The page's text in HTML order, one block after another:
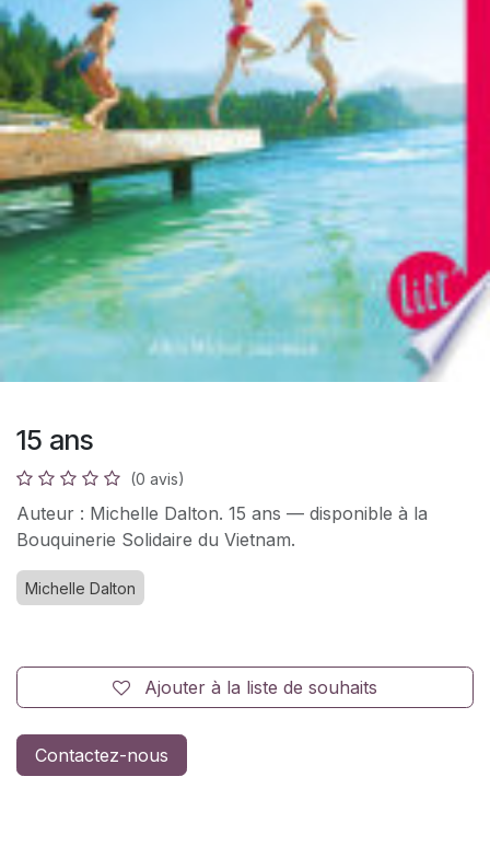
15 ans
(0 avis)
Auteur : Michelle Dalton. 15 ans — disponible à la
Bouquinerie Solidaire du Vietnam.
Michelle Dalton
Ajouter à la liste de souhaits
Contactez-nous